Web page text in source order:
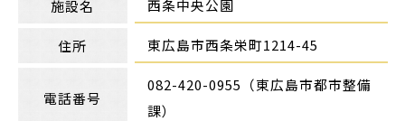
施設名 西条中央公園
住所 東広島市西条栄町1214-45
電話番号
082-420-0955（東広島市都市整備
課）